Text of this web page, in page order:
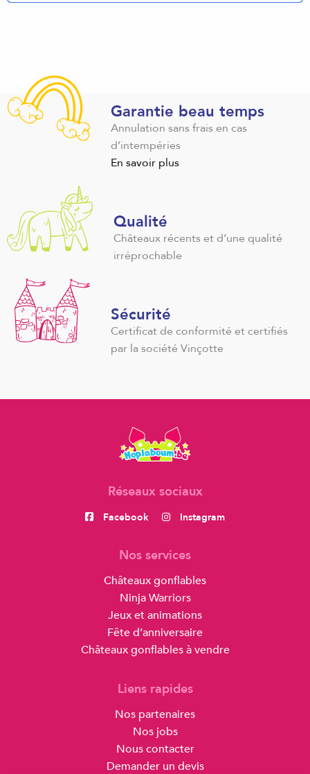
Garantie beau temps
Annulation sans frais en cas
d’intempéries
En savoir plus
Qualité
Châteaux récents et d’une qualité
irréprochable
Sécurité
Certificat de conformité et certifiés
par la société Vinçotte
Réseaux sociaux
Facebook Instagram
Nos services
Châteaux gonflables
Ninja Warriors
Jeux et animations
Fête d’anniversaire
Châteaux gonflables à vendre
Liens rapides
Nos partenaires
Nos jobs
Nous contacter
Demander un devis